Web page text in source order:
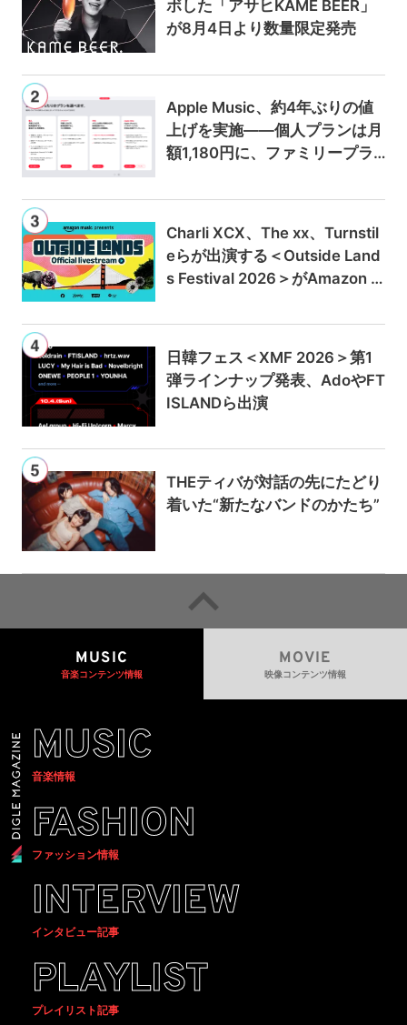
ボした「アサヒKAME BEER」
が8月4日より数量限定発売
Apple Music、約4年ぶりの値
上げを実施——個人プランは月
額1,180円に、ファミリープラ
Charli XCX、The xx、Turnstil
eらが出演する＜Outside Land
s Festival 2026＞がAmazon M
ブ配信
日韓フェス＜XMF 2026＞第1
弾ラインナップ発表、AdoやFT
ISLANDら出演
THEティバが対話の先にたどり
着いた“新たなバンドのかたち”
MUSIC
音楽コンテンツ情報
MOVIE
映像コンテンツ情報
MUSIC
音楽情報
FASHION
ファッション情報
INTERVIEW
インタビュー記事
PLAYLIST
プレイリスト記事